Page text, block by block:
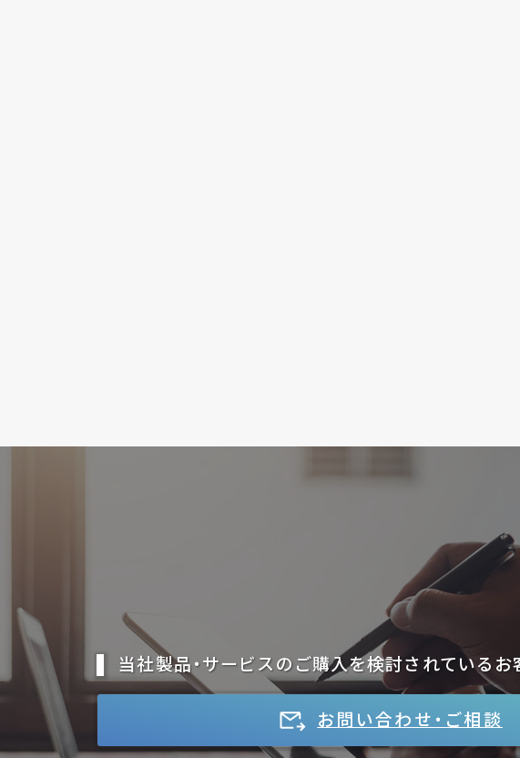
当社製品・サービスのご購入を検討されているお
お問い合わせ・ご相談